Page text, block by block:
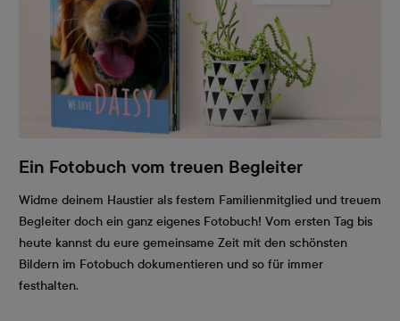
Ein Fotobuch vom treuen Begleiter
Widme deinem Haustier als festem Familienmitglied und treuem
Begleiter doch ein ganz eigenes Fotobuch! Vom ersten Tag bis
heute kannst du eure gemeinsame Zeit mit den schönsten
Bildern im Fotobuch dokumentieren und so für immer
festhalten.